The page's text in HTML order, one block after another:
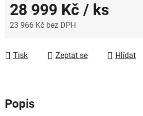
28 999 Kč / ks
23 966 Kč bez DPH
Tisk
Zeptat se Hlídat
Popis